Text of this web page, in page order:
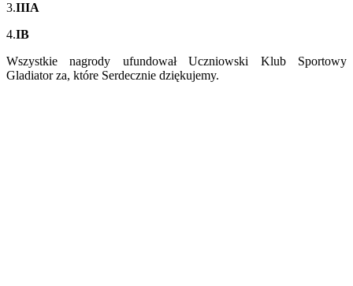
3.IIIA
4.IB
Wszystkie nagrody ufundował Uczniowski Klub Sportowy
Gladiator za, które Serdecznie dziękujemy.